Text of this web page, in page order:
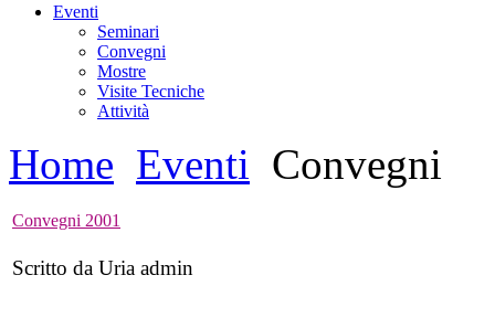
Eventi
Seminari
Convegni
Mostre
Visite Tecniche
Attività
Home Eventi Convegni
Convegni 2001
Scritto da Uria admin